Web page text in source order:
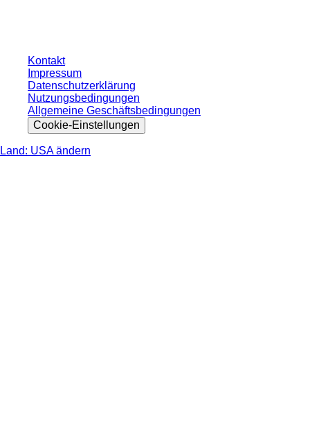
Kontakt
Impressum
Datenschutzerklärung
Nutzungsbedingungen
Allgemeine Geschäftsbedingungen
Cookie-Einstellungen
Land: USA ändern